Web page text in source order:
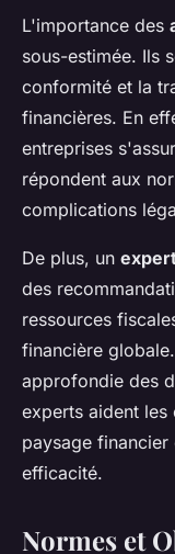
L'importance des
sous-estimée. Ils
conformité et la
financières. En
entreprises
répondent aux
complications
De plus, un
des
ressources
financière
approfondie des
experts aident les
paysage
efficacité.
Normes et